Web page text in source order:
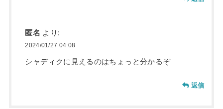
匿名 より:
2024/01/27 04:08
シャディクに見えるのはちょっと分かるぞ
返信